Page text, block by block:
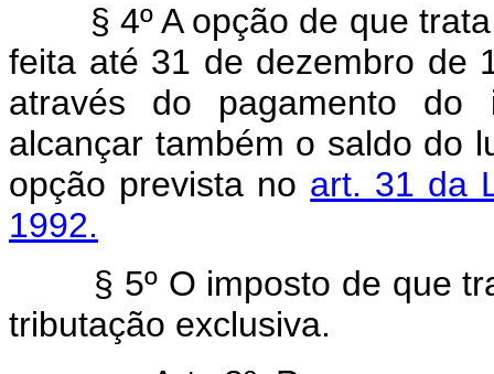
§ 4º A opção de que
feita até 31 de dezembro de
através do pagamento do
alcançar também o saldo do
opção prevista no art. 31 da
1992.
§ 5º O imposto de que
tributação exclusiva.